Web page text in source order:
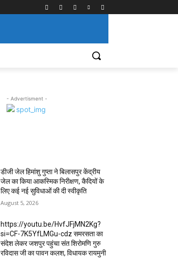
- Advertisment -
डीजी जेल हिमांशु गुप्ता ने बिलासपुर केंद्रीय
जेल का किया आकस्मिक निरीक्षण, कैदियों के
लिए कई नई सुविधाओं की दी स्वीकृति
August 5, 2026
https://youtu.be/HvfJFjMN2Kg?
si=CF-7K5YfLMGu-cdz समरसता का
संदेश लेकर जशपुर पहुंचा संत शिरोमणि गुरु
रविदास जी का पावन कलश, विधायक रायमुनी